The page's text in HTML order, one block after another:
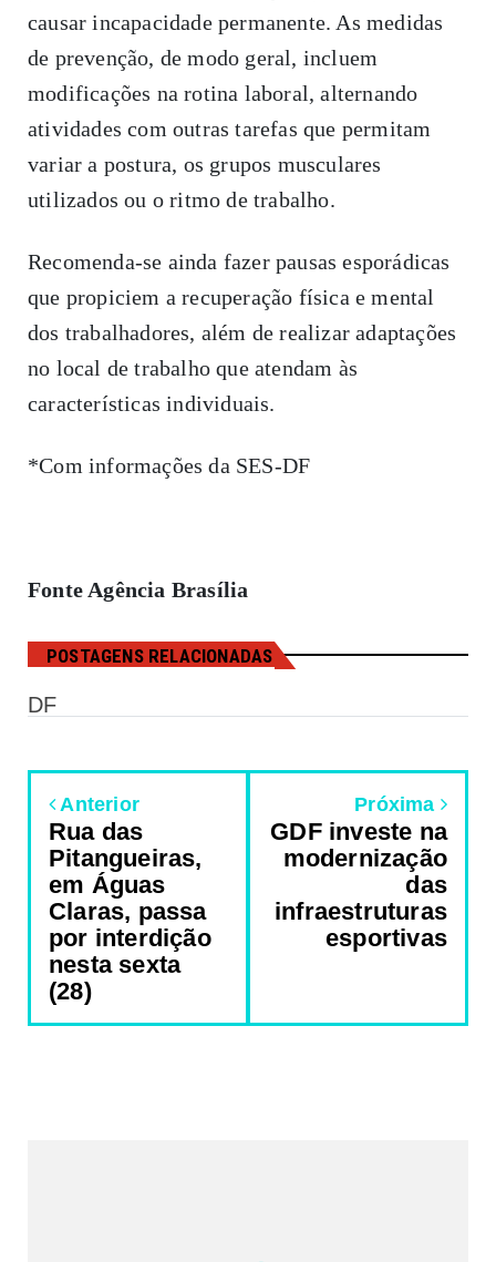
causar incapacidade permanente. As medidas
de prevenção, de modo geral, incluem
modificações na rotina laboral, alternando
atividades com outras tarefas que permitam
variar a postura, os grupos musculares
utilizados ou o ritmo de trabalho.
Recomenda-se ainda fazer pausas esporádicas
que propiciem a recuperação física e mental
dos trabalhadores, além de realizar adaptações
no local de trabalho que atendam às
características individuais.
*Com informações da SES-DF
Fonte Agência Brasília
POSTAGENS RELACIONADAS
DF
Anterior
Rua das
Pitangueiras,
em Águas
Claras, passa
por interdição
nesta sexta
(28)
Próxima
GDF investe na
modernização
das
infraestruturas
esportivas